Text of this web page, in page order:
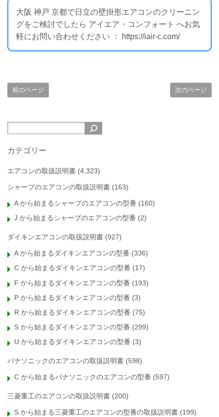
大阪 神戸 京都で日立の壁掛形エアコンのクリーニン
グをご検討でしたら アイエア・コンフォート へお気
軽にお問い合わせください ： https://iair-c.com/
前のページ 次のページ
カテゴリー
エアコンの取扱説明書 (4,323)
シャープのエアコンの取扱説明書 (163)
A から始まるシャープのエアコンの型番 (160)
J から始まるシャープのエアコンの型番 (2)
ダイキンエアコンの取扱説明書 (927)
A から始まるダイキンエアコンの型番 (336)
C から始まるダイキンエアコンの型番 (17)
F から始まるダイキンエアコンの型番 (193)
P から始まるダイキンエアコンの型番 (3)
R から始まるダイキンエアコンの型番 (75)
S から始まるダイキンエアコンの型番 (299)
U から始まるダイキンエアコンの型番 (3)
パナソニックのエアコンの取扱説明書 (598)
C から始まるパナソニックのエアコンの型番 (597)
三菱重工のエアコンの取扱説明書 (200)
S から始まる三菱重工のエアコンの型番の取扱説明書 (199)